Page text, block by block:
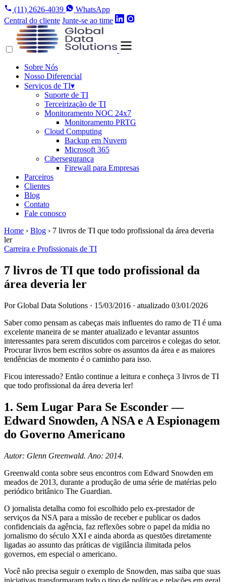
(11) 2626-4039
WhatsApp
Central do cliente Junte-se ao time
Sobre Nós
Nosso Diferencial
Serviços de TI▾
Suporte de TI
Terceirização de TI
Monitoramento NOC 24x7
Monitoramento PRTG
Cloud Computing
Backup em Nuvem
Microsoft 365
Cibersegurança
Firewall para Empresas
Parceiros
Clientes
Blog
Contato
Fale conosco
Home › Blog › 7 livros de TI que todo profissional da área deveria
ler
Carreira e Profissionais de TI
7 livros de TI que todo profissional da
área deveria ler
Por Global Data Solutions · 15/03/2016 · atualizado 03/01/2026
Saber como pensam as cabeças mais influentes do ramo de TI é uma
excelente maneira de se manter atualizado e levantar assuntos
interessantes para serem discutidos com parceiros e colegas do setor.
Procurar livros bem escritos sobre os assuntos da área e as maiores
tendências de momento é o caminho para isso.
Ficou interessado? Então continue a leitura e conheça 3 livros de TI
que todo profissional da área deveria ler!
1. Sem Lugar Para Se Esconder —
Edward Snowden, A NSA e A Espionagem
do Governo Americano
Autor: Glenn Greenwald. Ano: 2014.
Greenwald conta sobre seus encontros com Edward Snowden em
meados de 2013, durante a produção de uma série de matérias pelo
periódico britânico The Guardian.
O jornalista detalha como foi escolhido pelo ex-prestador de
serviços da NSA para a missão de receber e publicar os dados
confidenciais da agência, faz reflexões sobre o papel da mídia no
jornalismo do século XXI e ainda aborda as questões diretamente
ligadas ao assunto das práticas de vigilância ilimitada pelos
governos, em especial o americano.
Você não precisa seguir o exemplo de Snowden, mas saiba que suas
iniciativas transformaram todo o tipo de políticas e relações em geral